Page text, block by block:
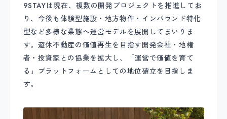
9STAYは現在、複数の開発プロジェクトを推進してお
り、今後も体験型施設・地方物件・インバウンド特化
型など多様な業態へ運営モデルを展開してまいりま
す。遊休不動産の価値再生を目指す開発会社・地権
者・投資家との協業を拡大し、「運営で価値を育て
る」プラットフォームとしての地位確立を目指しま
す。